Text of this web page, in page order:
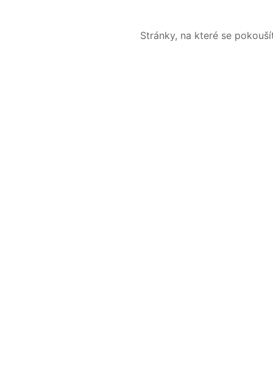
Stránky, na které se